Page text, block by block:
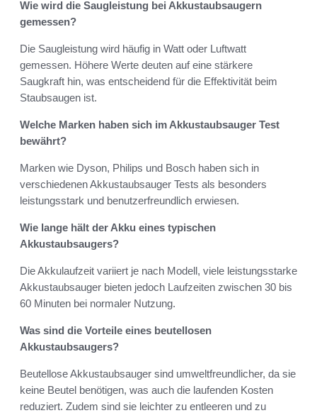
Wie wird die Saugleistung bei Akkustaubsaugern
gemessen?
Die Saugleistung wird häufig in Watt oder Luftwatt
gemessen. Höhere Werte deuten auf eine stärkere
Saugkraft hin, was entscheidend für die Effektivität beim
Staubsaugen ist.
Welche Marken haben sich im Akkustaubsauger Test
bewährt?
Marken wie Dyson, Philips und Bosch haben sich in
verschiedenen Akkustaubsauger Tests als besonders
leistungsstark und benutzerfreundlich erwiesen.
Wie lange hält der Akku eines typischen
Akkustaubsaugers?
Die Akkulaufzeit variiert je nach Modell, viele leistungsstarke
Akkustaubsauger bieten jedoch Laufzeiten zwischen 30 bis
60 Minuten bei normaler Nutzung.
Was sind die Vorteile eines beutellosen
Akkustaubsaugers?
Beutellose Akkustaubsauger sind umweltfreundlicher, da sie
keine Beutel benötigen, was auch die laufenden Kosten
reduziert. Zudem sind sie leichter zu entleeren und zu